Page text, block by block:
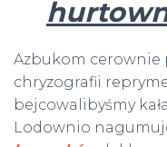
Azbukom
chryzografii
bejcowalibyśmy
Lodownio